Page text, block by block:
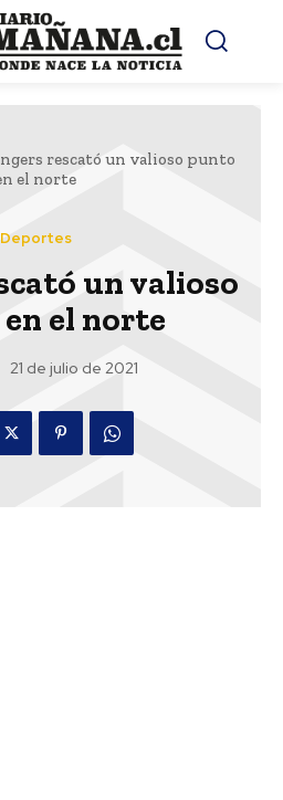
rescató un valioso punto
el norte
Deportes
un valioso
el norte
21 de julio de 2021